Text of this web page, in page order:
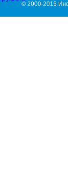
© 2000-2015